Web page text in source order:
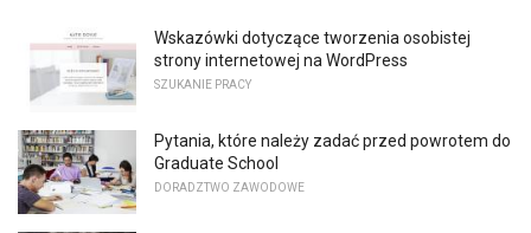
Wskazówki dotyczące tworzenia osobistej
strony internetowej na WordPress
SZUKANIE PRACY
Pytania, które należy zadać przed powrotem do
Graduate School
DORADZTWO ZAWODOWE